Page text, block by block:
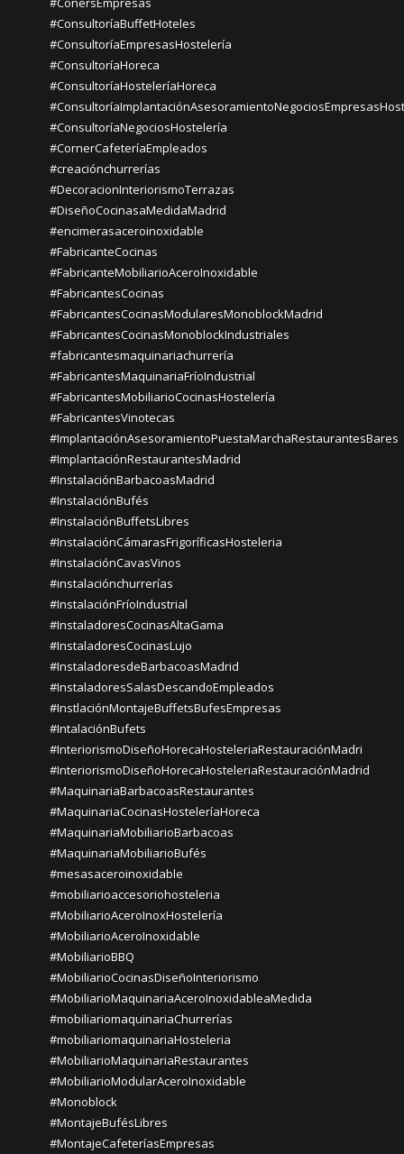
#ConsultoríaBuffetHoteles
#ConsultoríaEmpresasHostelería
#ConsultoríaHoreca
#ConsultoríaHosteleríaHoreca
#ConsultoríaNegociosHostelería
#CornerCafeteríaEmpleados
#creaciónchurrerías
#DecoracionInteriorismoTerrazas
#DiseñoCocinasaMedidaMadrid
#encimerasaceroinoxidable
#FabricanteCocinas
#FabricanteMobiliarioAceroInoxidable
#FabricantesCocinas
#FabricantesCocinasModularesMonoblockMadrid
#FabricantesCocinasMonoblockIndustriales
#fabricantesmaquinariachurrería
#FabricantesMaquinariaFríoIndustrial
#FabricantesMobiliarioCocinasHostelería
#FabricantesVinotecas
#ImplantaciónAsesoramientoPuestaMarchaRestaurantesBares
#ImplantaciónRestaurantesMadrid
#InstalaciónBarbacoasMadrid
#InstalaciónBufés
#InstalaciónBuffetsLibres
#InstalaciónCámarasFrigoríficasHosteleria
#InstalaciónCavasVinos
#instalaciónchurrerías
#InstalaciónFríoIndustrial
#InstaladoresCocinasAltaGama
#InstaladoresCocinasLujo
#InstaladoresdeBarbacoasMadrid
#InstaladoresSalasDescandoEmpleados
#InstlaciónMontajeBuffetsBufesEmpresas
#IntalaciónBufets
#InteriorismoDiseñoHorecaHosteleriaRestauraciónMadri
#InteriorismoDiseñoHorecaHosteleriaRestauraciónMadrid
#MaquinariaBarbacoasRestaurantes
#MaquinariaCocinasHosteleríaHoreca
#MaquinariaMobiliarioBarbacoas
#MaquinariaMobiliarioBufés
#mesasaceroinoxidable
#mobiliarioaccesoriohosteleria
#MobiliarioAceroInoxHostelería
#MobiliarioAceroInoxidable
#MobiliarioBBQ
#MobiliarioCocinasDiseñoInteriorismo
#MobiliarioMaquinariaAceroInoxidableaMedida
#mobiliariomaquinariaChurrerías
#mobiliariomaquinariaHosteleria
#MobiliarioMaquinariaRestaurantes
#MobiliarioModularAceroInoxidable
#Monoblock
#MontajeBufésLibres
#MontajeCafeteríasEmpresas